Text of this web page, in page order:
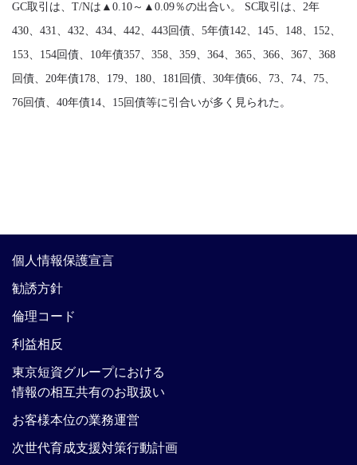
GC取引は、T/Nは▲0.10～▲0.09％の出合い。 SC取引は、2年
430、431、432、434、442、443回債、5年債142、145、148、152、
153、154回債、10年債357、358、359、364、365、366、367、368
回債、20年債178、179、180、181回債、30年債66、73、74、75、
76回債、40年債14、15回債等に引合いが多く見られた。
個人情報保護宣言
勧誘方針
倫理コード
利益相反
東京短資グループにおける
情報の相互共有のお取扱い
お客様本位の業務運営
次世代育成支援対策行動計画